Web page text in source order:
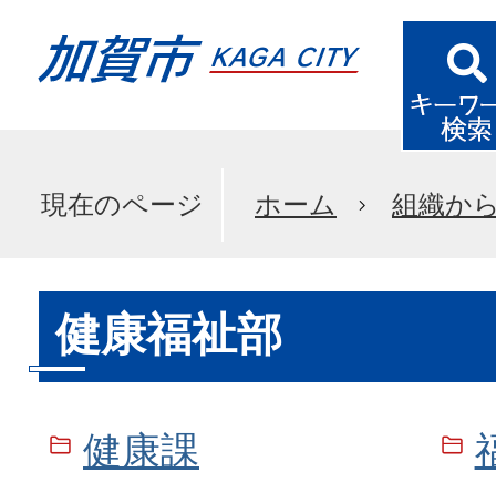
現在のページ ホーム 組織か
健康福祉部
健康課